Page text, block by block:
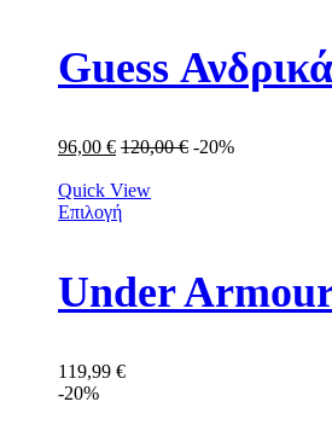
Guess
96,00 € 120,00€ -20%
Quick View
Επιλογή
Under Armour
119,99 €
-20%